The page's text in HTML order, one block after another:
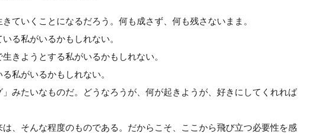
ていくことになるだろう。何も成さず、何も残さないまま。
る私がいるかもしれない。
きようとする私がいるかもしれない。
私がいるかもしれない。
みたいなものだ。どうなろうが、何が起きようが、好きにしてくれれば
、そんな程度のものである。だからこそ、ここから飛び立つ必要性を感